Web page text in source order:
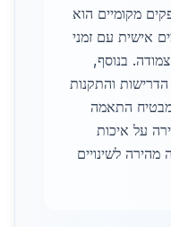
מקומיים הוא
אישית עם זמני
בנוסף,
והתקנות
התאמה
על איכות
מהירה לשינויים